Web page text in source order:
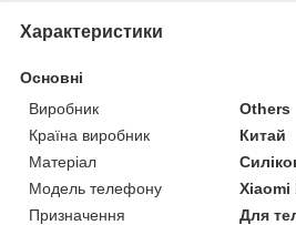
Характеристики
Основні
Виробник
Others
Країна виробник
Китай
Матеріал
Модель телефону
Xiaomi
Призначення
Для